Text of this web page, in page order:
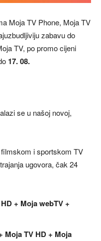
Moja TV Phone, Moja TV
zabavu do
TV, po promo cijeni
17. 08.
se u našoj novoj,
i sportskom TV
ugovora, čak 24
+ Moja webTV +
Moja TV HD + Moja